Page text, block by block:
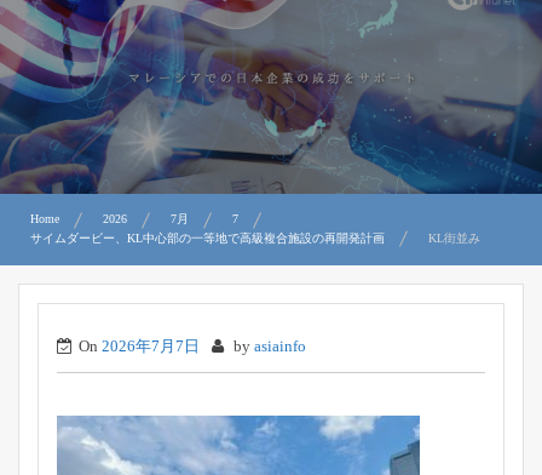
プライバシーポリシー及び著作権について
お問合せ
Home 2026 7月
7
サイムダービー、KL中心部の一等地で高級複合施設の再開発計画
KL街並み
On 2026年7月7日 by asiainfo